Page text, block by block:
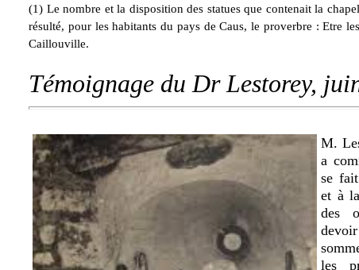
(1) Le nombre et la disposition des statues que contenait la
résulté, pour les habitants du pays de Caus, le proverbre : Etre
Caillouville.
Témoignage du Dr Lestorey,
M.
a
se
et à
des
les